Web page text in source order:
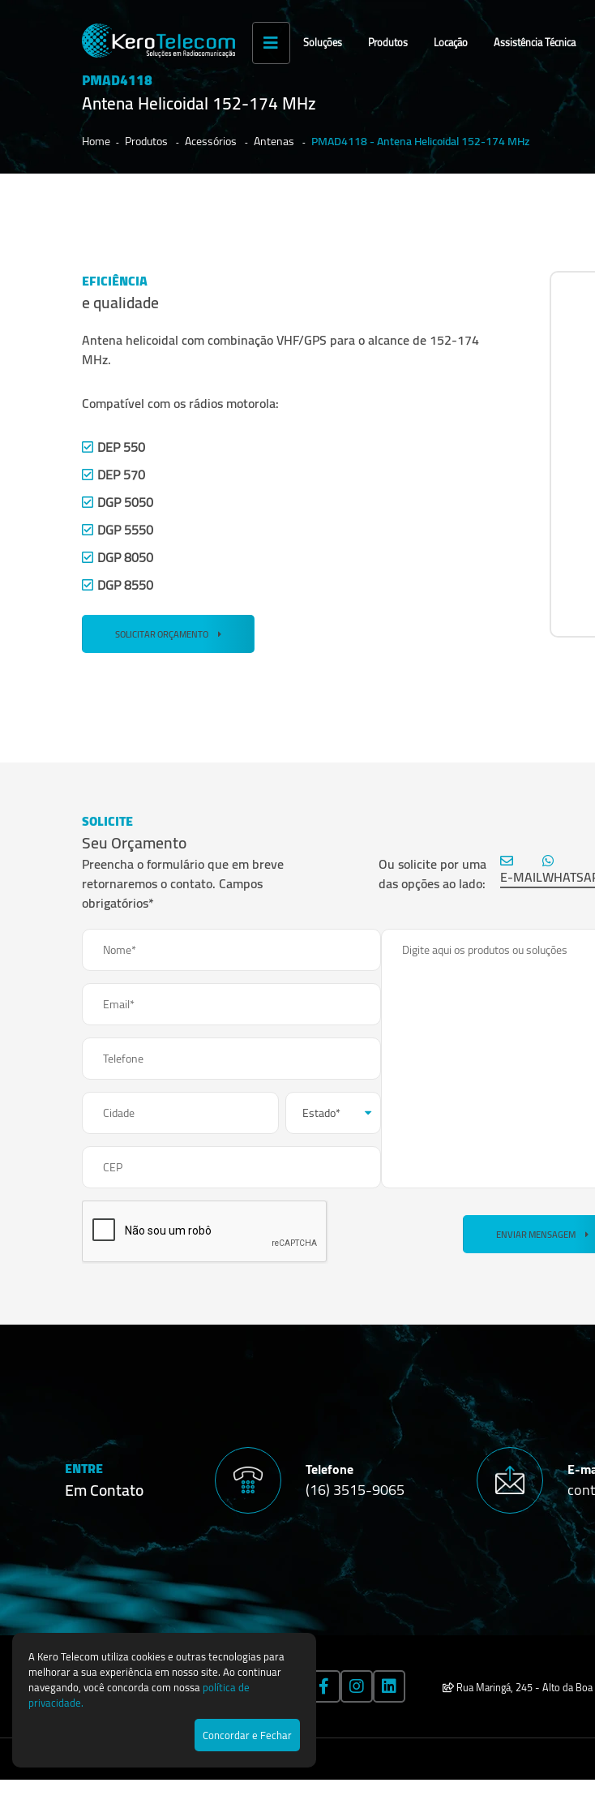
Soluções Produtos Locação Assistência Técnica
PMAD4118
Antena Helicoidal 152-174 MHz
Home Produtos Acessórios Antenas PMAD4118 - Antena Helicoidal 152-174 MHz
EFICIÊNCIA
e qualidade
Antena helicoidal com combinação VHF/GPS para o alcance de 152-174
MHz.
Compatível com os rádios motorola:
DEP 550
DEP 570
DGP 5050
DGP 5550
DGP 8050
DGP 8550
SOLICITAR ORÇAMENTO
SOLICITE
Seu Orçamento
Preencha o formulário que em breve
retornaremos o contato. Campos
obrigatórios*
Ou solicite por uma
das opções ao lado:
E-MAIL
Nome*
Email*
Telefone
Cidade
CEP
Digite aqui os produtos ou soluções
ENVIAR MENSAGEM
ENTRE
Em Contato
Telefone
(16) 3515-9065
E-
Rua Maringá, 245 - Alto da
A Kero Telecom utiliza cookies e outras tecnologias para
melhorar a sua experiência em nosso site. Ao continuar
navegando, você concorda com nossapolítica de
privacidade.
Concordar e Fechar